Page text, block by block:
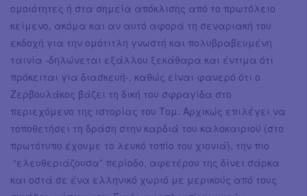
ομοιότητες ή στα σημεία απόκλισης από το πρωτόλειο
κείμενο, ακόμα και αν αυτό αφορά τη σεναριακή του
εκδοχή για την ομότιτλη γνωστή και πολυβραβευμένη
ταινία -δηλώνεται εξάλλου ξεκάθαρα και έντιμα ότι
πρόκειται για διασκευή-, καθώς είναι φανερό ότι ο
Ζερβουλάκος βάζει τη δική του σφραγίδα στο
περιεχόμενο της ιστορίας του Τομ. Αρχικώς επιλέγει να
τοποθετήσει τη δράση στην καρδιά του καλοκαιριού (στο
πρωτότυπο έχουμε το λευκό τοπίο του χιονιά), την πιο
“ελευθεριάζουσα” περίοδο, αφετέρου της δίνει σάρκα
και οστά σε ένα ελληνικό χωριό με μερικούς από τους